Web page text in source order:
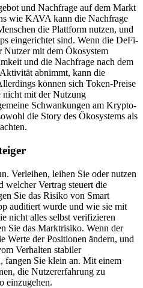
und Nachfrage auf dem Markt
wie KAVA kann die Nachfrage
die Plattform nutzen, und
eingerichtet sind. Wenn die DeFi-
mit dem Ökosystem
und die Nachfrage nach dem
abnimmt, kann die
können sich Token-Preise
nicht mit der Nutzung
Schwankungen am Krypto-
die Story des Ökosystems als
Verleihen, leihen Sie oder nutzen
welcher Vertrag steuert die
Sie das Risiko von Smart
auditiert wurde und wie sie mit
nicht alles selbst verifizieren
Sie das Marktrisiko. Wenn der
Werte der Positionen ändern, und
Verhalten stabiler
fangen Sie klein an. Mit einem
die Nutzererfahrung zu
einzugehen.